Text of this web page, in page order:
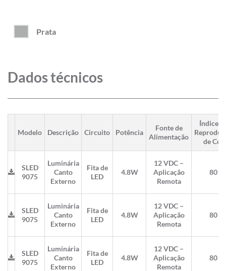
Prata
Dados técnicos
Modelo Descrição Circuito Potência
Fonte de
Alimentação
Índice
de Cor
SLED
9075
Luminária
Canto
Externo
Fita de
LED
4.8W
12 VDC –
Aplicação
Remota
80
SLED
9075
Luminária
Canto
Externo
Fita de
LED
4.8W
12 VDC –
Aplicação
Remota
80
SLED
9075
Luminária
Canto
Externo
Fita de
LED
4.8W
12 VDC –
Aplicação
Remota
80